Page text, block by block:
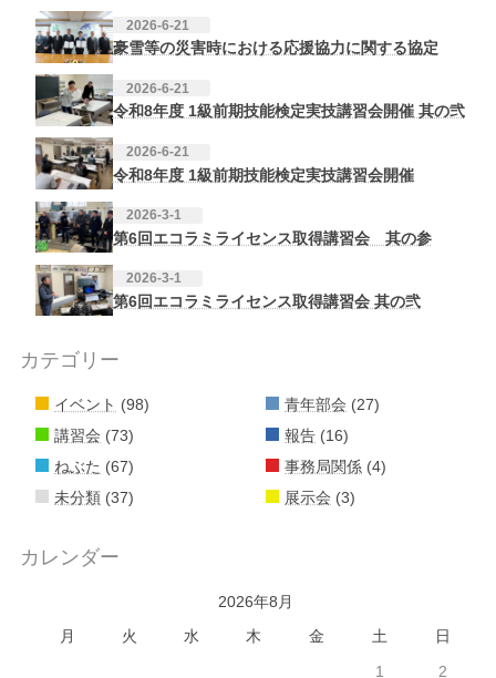
2026-6-21
豪雪等の災害時における応援協力に関する協定
2026-6-21
令和8年度 1級前期技能検定実技講習会開催 其の弐
2026-6-21
令和8年度 1級前期技能検定実技講習会開催
2026-3-1
第6回エコラミライセンス取得講習会 其の参
2026-3-1
第6回エコラミライセンス取得講習会 其の弐
カテゴリー
イベント (98)
講習会 (73)
ねぶた (67)
未分類 (37)
青年部会 (27)
報告 (16)
事務局関係 (4)
展示会 (3)
カレンダー
2026年8月
月
火 水 木 金 土
日
1
2